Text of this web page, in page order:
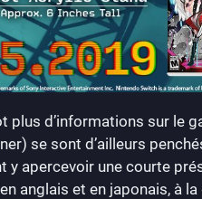
d’informations sur le
se sont d’ailleurs
y apercevoir une courte
anglais et en japonais, à